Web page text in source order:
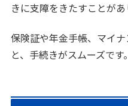
きに支障をきたすことがあ
保険証や年金手帳、マイ
と、手続きがスムーズです。